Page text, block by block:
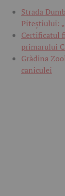
Strada
Piteștiului:
Certificatul
primarului
Grădina
caniculei